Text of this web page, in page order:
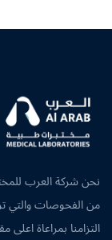
نحن شركة العرب
التزامنا بمراعاة اعلى